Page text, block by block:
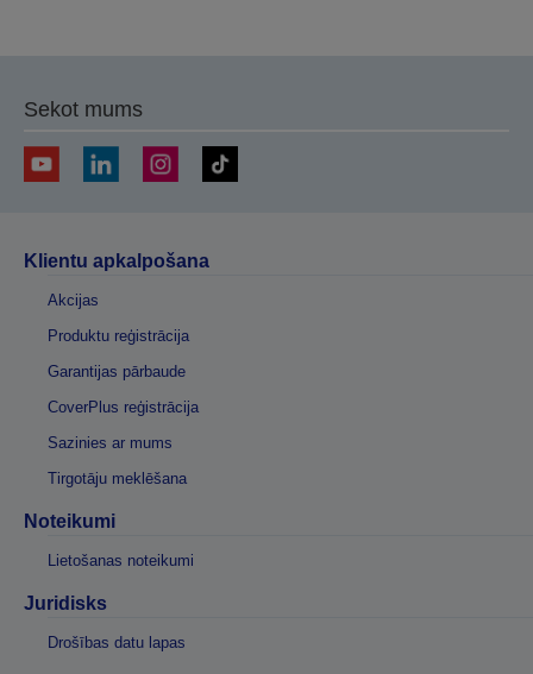
Sekot mums
Klientu apkalpošana
Akcijas
Produktu reģistrācija
Garantijas pārbaude
CoverPlus reģistrācija
Sazinies ar mums
Tirgotāju meklēšana
Noteikumi
Lietošanas noteikumi
Juridisks
Drošības datu lapas